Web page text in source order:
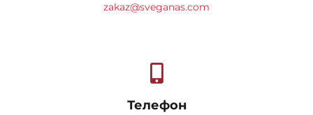
zakaz@sveganas.com
Телефон